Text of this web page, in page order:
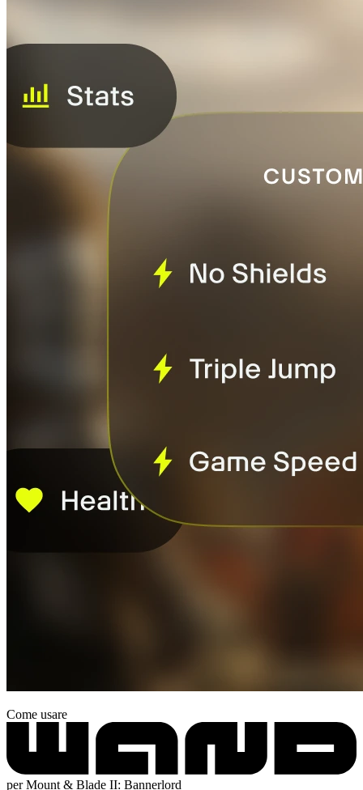
Come usare
per Mount & Blade II: Bannerlord